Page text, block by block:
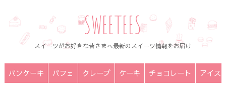
SWEETEES
スイーツがお好きな皆さまへ最新のスイーツ情報をお届け
パンケーキ パフェ クレープ ケーキ チョコレート アイス